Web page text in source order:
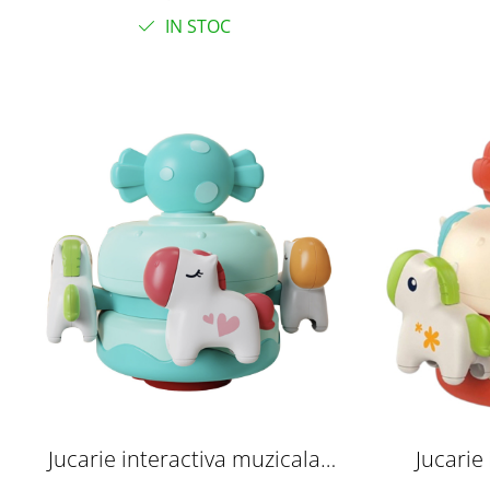
IN STOC
Jucarie interactiva muzicala